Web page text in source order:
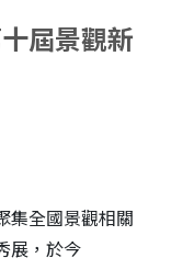
屆景觀新
集全國景觀相關
展，於今